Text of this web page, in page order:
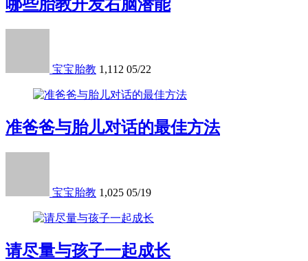
哪些胎教开发右脑潜能
宝宝胎教 1,112 05/22
准爸爸与胎儿对话的最佳方法
宝宝胎教 1,025 05/19
请尽量与孩子一起成长